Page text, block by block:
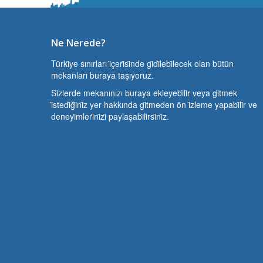
Ne Nerede?
Türki̇ye sınırları i̇çeri̇si̇nde gi̇di̇lebi̇lecek olan bütün
mekanları buraya taşıyoruz.
Si̇zlerde mekanınızı buraya ekleyebi̇li̇r veya gi̇tmek
i̇stedi̇ği̇ni̇z yer hakkında gi̇tmeden ön i̇zleme yapabi̇li̇r ve
deneyi̇mleri̇ni̇zi̇ paylaşabi̇li̇rsi̇ni̇z.